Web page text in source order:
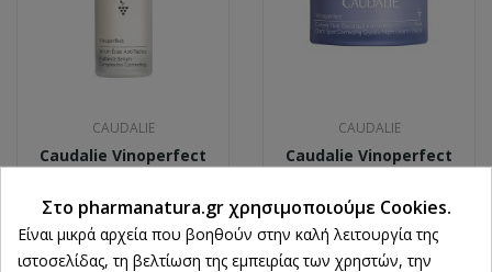
CAUDALIE
Caudalie Vinoperfect
Radiance Serum
30ml
44,00 €
CAUDALIE
Caudalie Vinoperfect
Dark Spot Correcting
Glycolic Night Cream
50ml
36,45 €
Στο pharmanatura.gr χρησιμοποιούμε Cookies.
Είναι μικρά αρχεία που βοηθούν στην καλή λειτουργία της
ιστοσελίδας, τη βελτίωση της εμπειρίας των χρηστών, την